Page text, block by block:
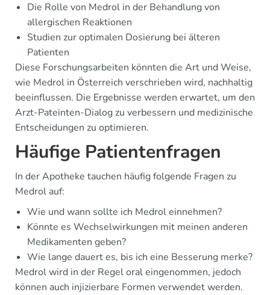
Die Rolle von Medrol in der Behandlung von
allergischen Reaktionen
Studien zur optimalen Dosierung bei älteren
Patienten
Diese Forschungsarbeiten könnten die Art und Weise,
wie Medrol in Österreich verschrieben wird, nachhaltig
beeinflussen. Die Ergebnisse werden erwartet, um den
Arzt-Pateinten-Dialog zu verbessern und medizinische
Entscheidungen zu optimieren.
Häufige Patientenfragen
In der Apotheke tauchen häufig folgende Fragen zu
Medrol auf:
Wie und wann sollte ich Medrol einnehmen?
Könnte es Wechselwirkungen mit meinen anderen
Medikamenten geben?
Wie lange dauert es, bis ich eine Besserung merke?
Medrol wird in der Regel oral eingenommen, jedoch
können auch injizierbare Formen verwendet werden.